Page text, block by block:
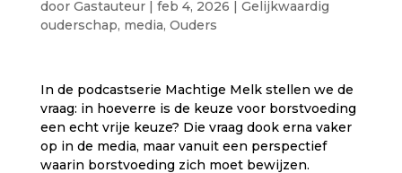
door Gastauteur| feb 4, 2026
Gelijkwaardig
ouderschap, media, Ouders
In de podcastserie Machtige Melk stellen we de
vraag: in hoeverre is de keuze voor borstvoeding
een echt vrije keuze? Die vraag dook erna vaker
op in de media, maar vanuit een perspectief
waarin borstvoeding zich moet bewijzen.